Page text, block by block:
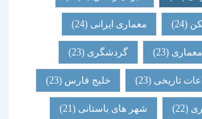
معماری ایرانی(24)
(23) گردشگری (23)
(23) خلیج فارس(23)
شهر های باستانی (21)